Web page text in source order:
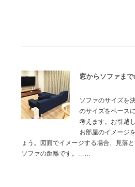
窓からソファま
ソファのサイズを
のサイズをベース
考えます。お引越
お部屋のイメージ
ょう。図面でイメージする場合、見落
ソファの距離です。……